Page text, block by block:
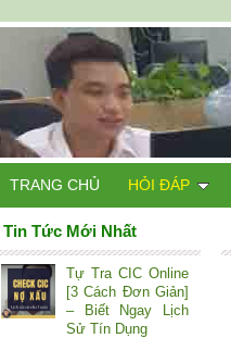
Tin Tức Mới Nhất
Tự Tra CIC Online
[3 Cách Đơn Giản]
– Biết Ngay Lịch
Sử Tín Dụng
TRANG CHỦ HỎI ĐÁP